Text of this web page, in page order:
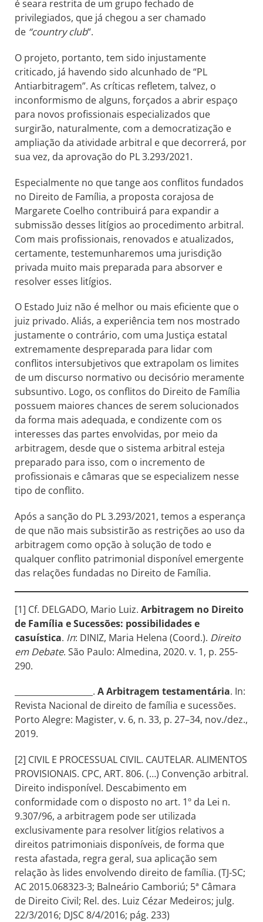
é seara restrita de um grupo fechado de
privilegiados, que já chegou a ser chamado
de “country club“.
O projeto, portanto, tem sido injustamente
criticado, já havendo sido alcunhado de “PL
Antiarbitragem”. As críticas refletem, talvez, o
inconformismo de alguns, forçados a abrir espaço
para novos profissionais especializados que
surgirão, naturalmente, com a democratização e
ampliação da atividade arbitral e que decorrerá, por
sua vez, da aprovação do PL 3.293/2021.
Especialmente no que tange aos conflitos fundados
no Direito de Família, a proposta corajosa de
Margarete Coelho contribuirá para expandir a
submissão desses litígios ao procedimento arbitral.
Com mais profissionais, renovados e atualizados,
certamente, testemunharemos uma jurisdição
privada muito mais preparada para absorver e
resolver esses litígios.
O Estado Juiz não é melhor ou mais eficiente que o
juiz privado. Aliás, a experiência tem nos mostrado
justamente o contrário, com uma Justiça estatal
extremamente despreparada para lidar com
conflitos intersubjetivos que extrapolam os limites
de um discurso normativo ou decisório meramente
subsuntivo. Logo, os conflitos do Direito de Família
possuem maiores chances de serem solucionados
da forma mais adequada, e condizente com os
interesses das partes envolvidas, por meio da
arbitragem, desde que o sistema arbitral esteja
preparado para isso, com o incremento de
profissionais e câmaras que se especializem nesse
tipo de conflito.
Após a sanção do PL 3.293/2021, temos a esperança
de que não mais subsistirão as restrições ao uso da
arbitragem como opção à solução de todo e
qualquer conflito patrimonial disponível emergente
das relações fundadas no Direito de Família.
[1] Cf. DELGADO, Mario Luiz. Arbitragem no Direito
de Família e Sucessões: possibilidades e
casuística. In: DINIZ, Maria Helena (Coord.). Direito
em Debate. São Paulo: Almedina, 2020. v. 1, p. 255-
290.
___________________. A Arbitragem testamentária. In:
Revista Nacional de direito de família e sucessões.
Porto Alegre: Magister, v. 6, n. 33, p. 27–34, nov./dez.,
2019.
[2] CIVIL E PROCESSUAL CIVIL. CAUTELAR. ALIMENTOS
PROVISIONAIS. CPC, ART. 806. (…) Convenção arbitral.
Direito indisponível. Descabimento em
conformidade com o disposto no art. 1º da Lei n.
9.307/96, a arbitragem pode ser utilizada
exclusivamente para resolver litígios relativos a
direitos patrimoniais disponíveis, de forma que
resta afastada, regra geral, sua aplicação sem
relação às lides envolvendo direito de família. (TJ-SC;
AC 2015.068323-3; Balneário Camboriú; 5ª Câmara
de Direito Civil; Rel. des. Luiz Cézar Medeiros; julg.
22/3/2016; DJSC 8/4/2016; pág. 233)